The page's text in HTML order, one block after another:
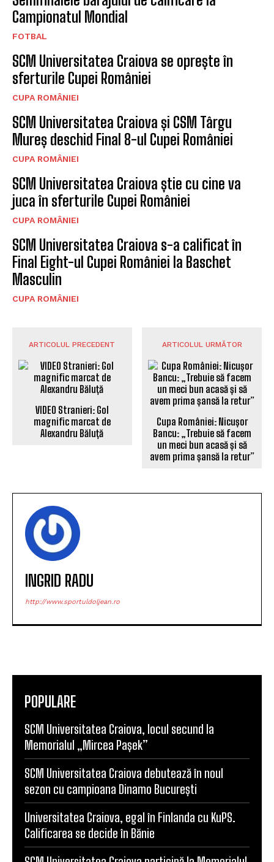
Campionatul Mondial
FOTBAL
SCM Universitatea Craiova se oprește în
sferturile Cupei României
CUPA ROMÂNIEI
SCM Universitatea Craiova și CSM Târgu
Mureș deschid Final 8-ul Cupei României
CUPA ROMÂNIEI
SCM Universitatea Craiova știe cu cine va
juca în sferturile Cupei României
CUPA ROMÂNIEI
SCM Universitatea Craiova s-a calificat în
Final Eight-ul Cupei României la Baschet
Masculin
CUPA ROMÂNIEI
ARTICOLUL PRECEDENT
VIDEO Stranieri: Gol
magnific marcat de
Alexandru Băluță
ARTICOLUL URMĂTOR
Cupa României: Nicușor
Bancu: „Trebuie să facem
un meci bun acasă și să
avem prima șansă la retur”
INGRID RADU
SCM Universitatea Craiova, locul secund la
Memorialul „Mircea Pașek”
SCM Universitatea Craiova debutează în noul
sezon cu campioana Dinamo București
Universitatea Craiova, egal în Finlanda cu KuPS.
Calificarea se decide în Bănie
SCM Universitatea Craiova participă la Memorialul
„Mircea Pașek” de la Târgu Jiu